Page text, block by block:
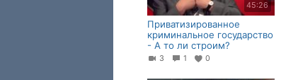
45:26
Приватизированное
криминальное государство
- А то ли строим?
3 1 0